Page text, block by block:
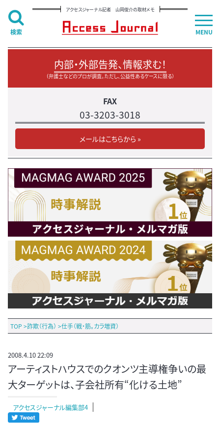
アクセスジャーナル記者 山岡俊介の取材メモ
内部・外部告発、情報求む！
（弁護士などのプロが調査。ただし、公益性あるケースに限る）
FAX
03-3203-3018
メールはこちらから »
TOP >詐欺（行為） >仕手（戦・筋。カラ増資）
2008.4.10 22:09
アーティストハウスでのクオンツ主導権争いの最
大ターゲットは、子会社所有“化ける土地”
アクセスジャーナル編集部4
MENU
検索